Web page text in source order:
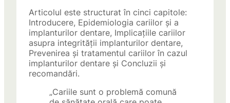
Articolul este structurat în cinci capitole:
Introducere, Epidemiologia cariilor și a
implanturilor dentare, Implicațiile cariilor
asupra integrității implanturilor dentare,
Prevenirea și tratamentul cariilor în cazul
implanturilor dentare și Concluzii și
recomandări.
„Cariile sunt o problemă comună